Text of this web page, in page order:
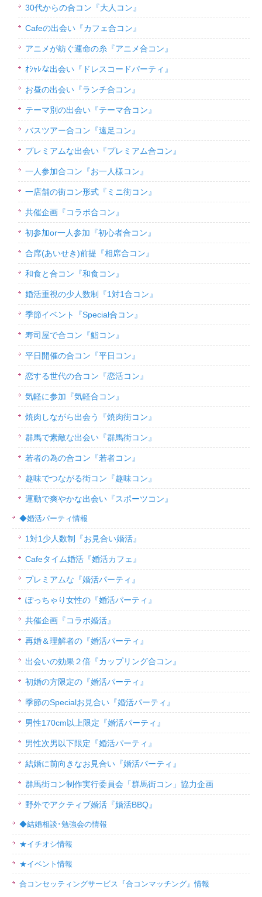
30代からの合コン『大人コン』
Cafeの出会い『カフェ合コン』
アニメが紡ぐ運命の糸『アニメ合コン』
ｵｼｬﾚな出会い『ドレスコードパーティ』
お昼の出会い『ランチ合コン』
テーマ別の出会い『テーマ合コン』
バスツアー合コン『遠足コン』
プレミアムな出会い『プレミアム合コン』
一人参加合コン『お一人様コン』
一店舗の街コン形式『ミニ街コン』
共催企画『コラボ合コン』
初参加or一人参加『初心者合コン』
合席(あいせき)前提『相席合コン』
和食と合コン『和食コン』
婚活重視の少人数制『1対1合コン』
季節イベント『Special合コン』
寿司屋で合コン『鮨コン』
平日開催の合コン『平日コン』
恋する世代の合コン『恋活コン』
気軽に参加『気軽合コン』
焼肉しながら出会う『焼肉街コン』
群馬で素敵な出会い『群馬街コン』
若者の為の合コン『若者コン』
趣味でつながる街コン『趣味コン』
運動で爽やかな出会い『スポーツコン』
◆婚活パーティ情報
1対1少人数制『お見合い婚活』
Cafeタイム婚活『婚活カフェ』
プレミアムな『婚活パーティ』
ぽっちゃり女性の『婚活パーティ』
共催企画『コラボ婚活』
再婚＆理解者の『婚活パーティ』
出会いの効果２倍『カップリング合コン』
初婚の方限定の『婚活パーティ』
季節のSpecialお見合い『婚活パーティ』
男性170cm以上限定『婚活パーティ』
男性次男以下限定『婚活パーティ』
結婚に前向きなお見合い『婚活パーティ』
群馬街コン制作実行委員会「群馬街コン」協力企画
野外でアクティブ婚活『婚活BBQ』
◆結婚相談･勉強会の情報
★イチオシ情報
★イベント情報
合コンセッティングサービス『合コンマッチング』情報